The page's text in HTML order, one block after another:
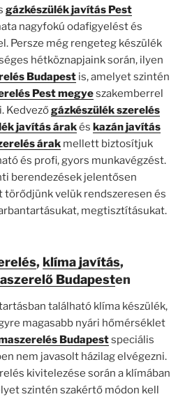
gázkészülék javítás Pest
nagyfokú odafigyelést és
Persze még rengeteg készülék
hétköznapjaink során, ilyen
Budapestis, amelyet szintén
Pest megyeszakemberrel
Kedvezőgázkészülék szerelés
javítás árakés kazán javítás
árakmellett biztosítjuk
és profi, gyors munkavégzést.
berendezések jelentősen
törődjünk velük rendszeresen és
megtisztításukat.
, klíma javítás,
Budapesten
található klíma készülék,
magasabb nyári hőmérséklet
Budapestspeciális
nem javasolt házilag elvégezni.
kivitelezése során a klímában
szintén szakértő módon kell